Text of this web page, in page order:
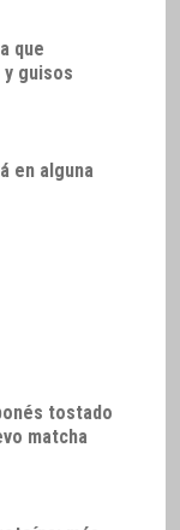
que
guisos
en alguna
tostado
matcha